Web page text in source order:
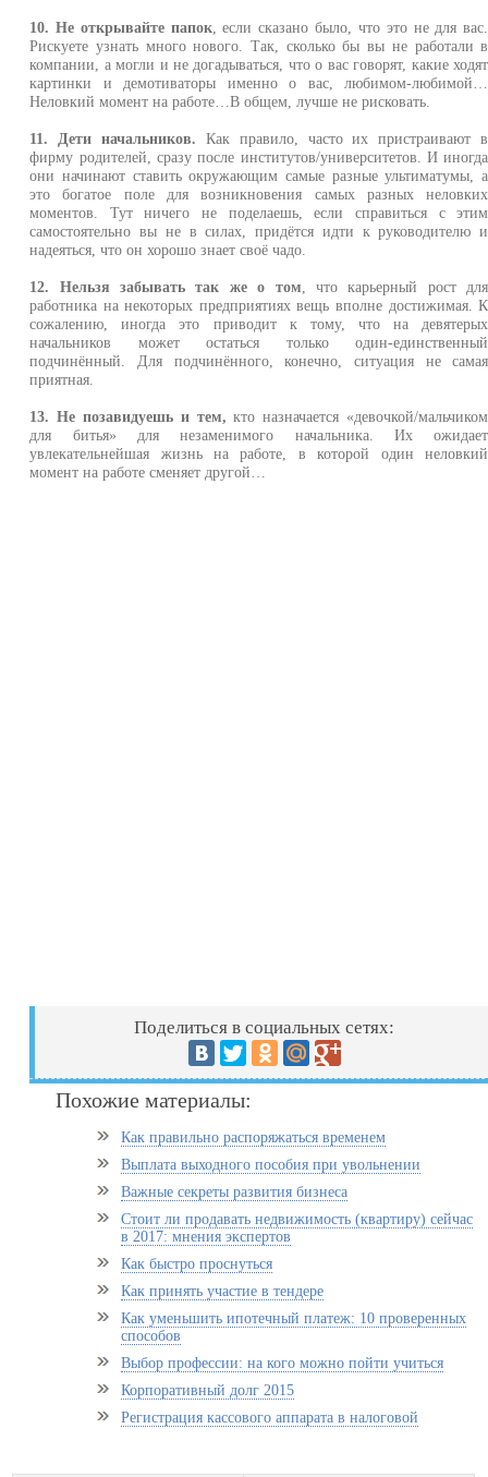
10. Не открывайте папок, если сказано было, что это не для вас.
Рискуете узнать много нового. Так, сколько бы вы не работали в
компании, а могли и не догадываться, что о вас говорят, какие ходят
картинки и демотиваторы именно о вас, любимом-любимой…
Неловкий момент на работе…В общем, лучше не рисковать.
11. Дети начальников. Как правило, часто их пристраивают в
фирму родителей, сразу после институтов/университетов. И иногда
они начинают ставить окружающим самые разные ультиматумы, а
это богатое поле для возникновения самых разных неловких
моментов. Тут ничего не поделаешь, если справиться с этим
самостоятельно вы не в силах, придётся идти к руководителю и
надеяться, что он хорошо знает своё чадо.
12. Нельзя забывать так же о том , что карьерный рост для
работника на некоторых предприятиях вещь вполне достижимая. К
сожалению, иногда это приводит к тому, что на девятерых
начальников может остаться только один-единственный
подчинённый. Для подчинённого, конечно, ситуация не самая
приятная.
13. Не позавидуешь и тем, кто назначается «девочкой/мальчиком
для битья» для незаменимого начальника. Их ожидает
увлекательнейшая жизнь на работе, в которой один неловкий
момент на работе сменяет другой…
Поделиться в социальных сетях:
Похожие материалы:
Как правильно распоряжаться временем
Выплата выходного пособия при увольнении
Важные секреты развития бизнеса
Стоит ли продавать недвижимость (квартиру) сейчас
в 2017: мнения экспертов
Как быстро проснуться
Как принять участие в тендере
Как уменьшить ипотечный платеж: 10 проверенных
способов
Выбор профессии: на кого можно пойти учиться
Корпоративный долг 2015
Регистрация кассового аппарата в налоговой